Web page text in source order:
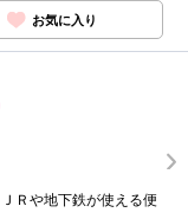
お気に入り
Ｒや地下鉄が使える便